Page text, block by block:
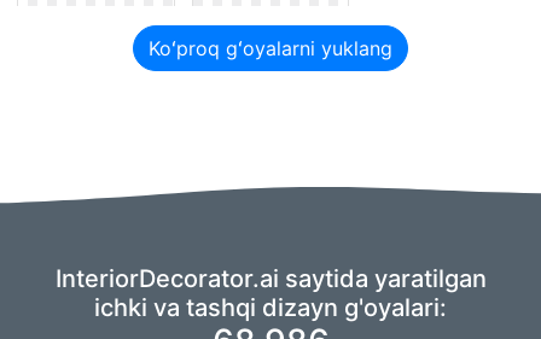
Koʻproq gʻoyalarni yuklang
InteriorDecorator.ai saytida yaratilgan
ichki va tashqi dizayn g'oyalari: